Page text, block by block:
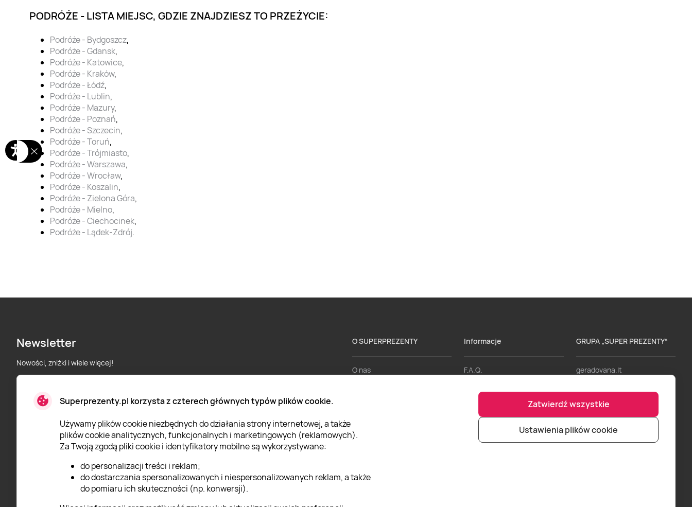
Superprezenty.pl korzysta z czterech głównych typów plików cookie.
Używamy plików cookie niezbędnych do działania strony internetowej, a także
plików cookie analitycznych, funkcjonalnych i marketingowych (reklamowych).
Za Twoją zgodą pliki cookie i identyfikatory mobilne są wykorzystywane:
do personalizacji treści i reklam;
do dostarczania spersonalizowanych i niespersonalizowanych reklam, a także
do pomiaru ich skuteczności (np. konwersji).
Zatwierdź wszystkie
Ustawienia plików cookie
PODRÓŻE - LISTA MIEJSC, GDZIE ZNAJDZIESZ TO PRZEŻYCIE:
Podróże - Bydgoszcz,
Podróże - Gdansk,
Podróże - Katowice,
Podróże - Kraków,
Podróże - Łódź,
Podróże - Lublin,
Podróże - Mazury,
Podróże - Poznań,
Podróże - Szczecin,
Podróże - Toruń,
Podróże - Trójmiasto,
Podróże - Warszawa,
Podróże - Wrocław,
Podróże - Koszalin,
Podróże - Zielona Góra,
Podróże - Mielno,
Podróże - Ciechocinek,
Podróże - Lądek-Zdrój.
Newsletter
Nowości, zniżki i wiele więcej!
* Wyrażam zgodę na przetwarzanie moich danych osobowych
określonych w
Polityce prywatności Super Prezenty.
O SUPERPREZENTY
O nas
Dla firm
Dodaj recenzję
Informacje
F.A.Q.
Formy Płatności
Punkty sprzedaży
GRUPA „SUPER PREZENTY“
geradovana.lt
bookitnow.lt